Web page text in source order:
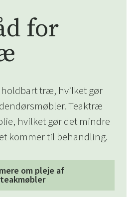
for
holdbart træ, hvilket gør
Teaktræ
hvilket gør det mindre
kommer til behandling.
om pleje af
teakmøbler